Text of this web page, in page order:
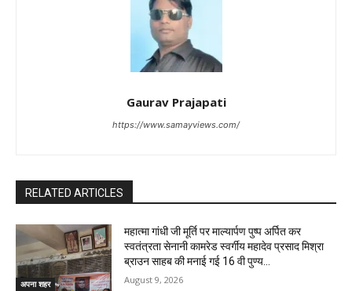
Gaurav Prajapati
https://www.samayviews.com/
RELATED ARTICLES
अपना शहर
महात्मा गांधी जी मूर्ति पर माल्यार्पण पुष्प अर्पित कर
स्वतंत्रता सेनानी कामरेड स्वर्गीय महादेव प्रसाद मिश्रा
ब्राउन साहब की मनाई गई 16 वी पुण्य...
August 9, 2026